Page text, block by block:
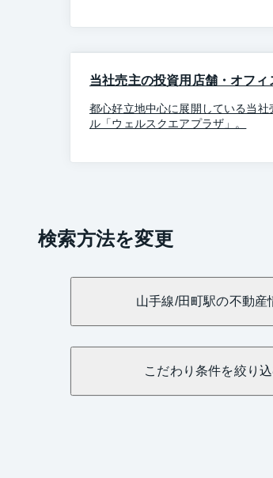
当社売主の投資用店舗・オフィ
都心好立地中心に展開している当
ル「ウェルスクエアプラザ」。
検索方法を変更
山手線/田町駅の不動産
こだわり条件を絞り